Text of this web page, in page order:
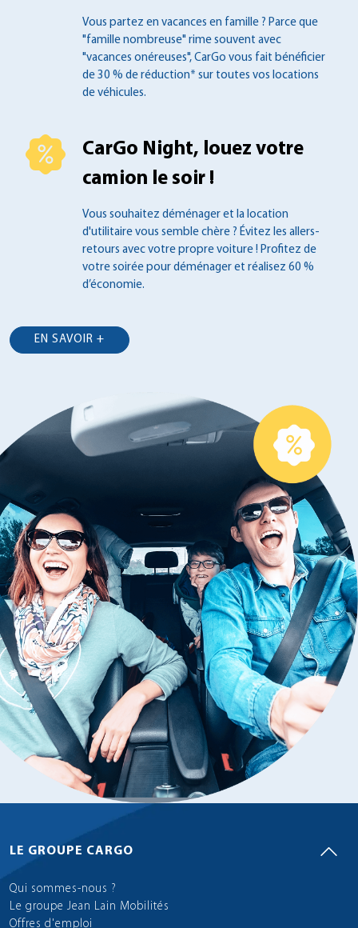
Vous partez en vacances en famille ? Parce que
"famille nombreuse" rime souvent avec
"vacances onéreuses", CarGo vous fait bénéficier
de 30 % de réduction* sur toutes vos locations
de véhicules.
CarGo Night, louez votre
camion le soir !
Vous souhaitez déménager et la location
d'utilitaire vous semble chère ? Évitez les allers-
retours avec votre propre voiture ! Profitez de
votre soirée pour déménager et réalisez 60 %
d’économie.
EN SAVOIR +
LE GROUPE CARGO
Qui sommes-nous ?
Le groupe Jean Lain Mobilités
Offres d'emploi